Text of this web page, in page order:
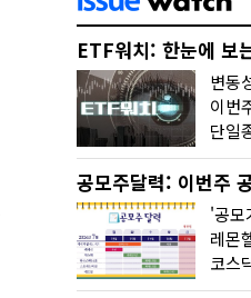
ETF워치: 한눈에 보
공모주달력: 이번주